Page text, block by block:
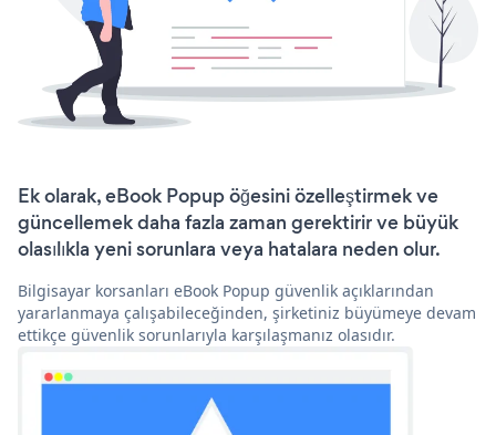
Ek olarak, eBook Popup öğesini özelleştirmek ve
güncellemek daha fazla zaman gerektirir ve büyük
olasılıkla yeni sorunlara veya hatalara neden olur.
Bilgisayar korsanları eBook Popup güvenlik açıklarından
yararlanmaya çalışabileceğinden, şirketiniz büyümeye devam
ettikçe güvenlik sorunlarıyla karşılaşmanız olasıdır.